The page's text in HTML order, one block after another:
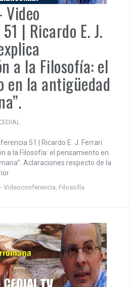
Video
| Ricardo E. J.
a la Filosofía: el
en la antigüedad
51 | Ricardo E. J. Ferrari
a la Filosofía: el pensamiento en
Aclaraciones respecto de la
- Videoconferencia Filosofía